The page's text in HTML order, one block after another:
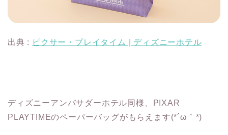
出典 : ピクサー・プレイタイム | ディズニーホテル
ディズニーアンバサダーホテル同様、PIXAR
PLAYTIMEのペーパーバッグがもらえます(*´ω｀*)